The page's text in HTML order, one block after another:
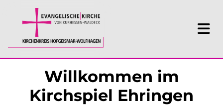
Willkommen im
Kirchspiel Ehringen